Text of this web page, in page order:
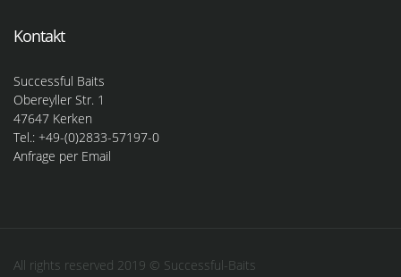
Kontakt
Successful Baits
Obereyller Str. 1
47647 Kerken
Tel.: +49-(0)2833-57197-0
Anfrage per Email
All rights reserved 2019 © Successful-Baits